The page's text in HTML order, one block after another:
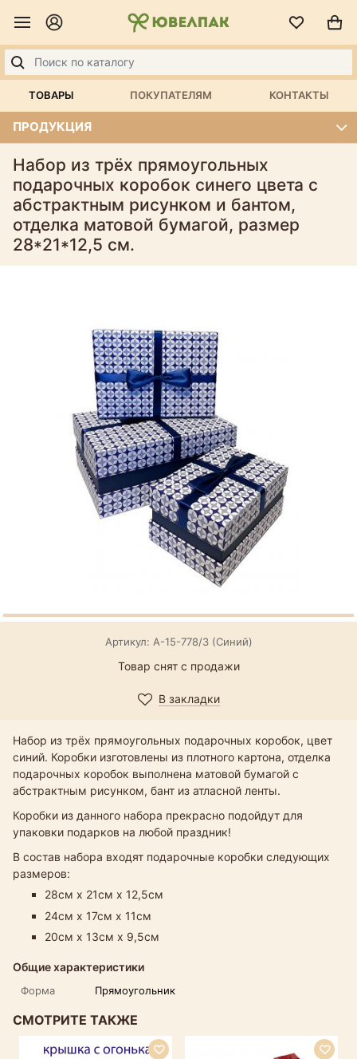
ТОВАРЫ ПОКУПАТЕЛЯМ КОНТАКТЫ
ПРОДУКЦИЯ
Набор из трёх прямоугольных
подарочных коробок синего цвета с
абстрактным рисунком и бантом,
отделка матовой бумагой, размер
28*21*12,5 см.
Артикул: А-15-778/3 (Синий)
Товар снят с продажи
В закладки
Набор из трёх прямоугольных подарочных коробок, цвет
синий. Коробки изготовлены из плотного картона, отделка
подарочных коробок выполнена матовой бумагой с
абстрактным рисунком, бант из атласной ленты.
Коробки из данного набора прекрасно подойдут для
упаковки подарков на любой праздник!
В состав набора входят подарочные коробки следующих
размеров:
28см х 21см х 12,5см
24см х 17см х 11см
20см х 13см х 9,5см
Общие характеристики
Форма Прямоугольник
СМОТРИТЕ ТАКЖЕ